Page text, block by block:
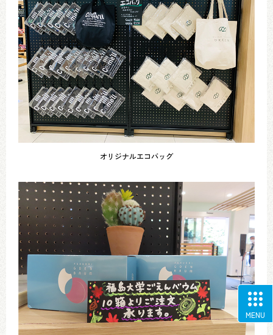
MENU
オリジナルエコバッグ